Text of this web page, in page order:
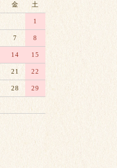
金 土
1
7 8
14 15
21 22
28 29